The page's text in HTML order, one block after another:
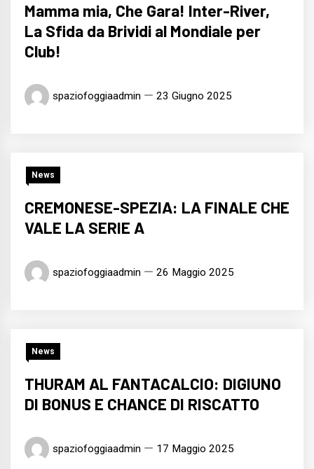
Mamma mia, Che Gara! Inter-River,
La Sfida da Brividi al Mondiale per
Club!
spaziofoggiaadmin 23 Giugno 2025
News
CREMONESE-SPEZIA: LA FINALE CHE
VALE LA SERIE A
spaziofoggiaadmin 26 Maggio 2025
News
THURAM AL FANTACALCIO: DIGIUNO
DI BONUS E CHANCE DI RISCATTO
spaziofoggiaadmin 17 Maggio 2025